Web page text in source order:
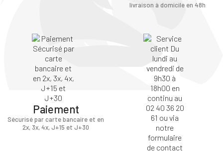
livraison à domicile en 48h
Paiement
Sécurisé par carte bancaire et en
2x, 3x, 4x, J+15 et J+30